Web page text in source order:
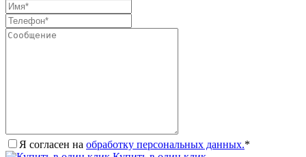
Я согласен на обработку персональных данных.*